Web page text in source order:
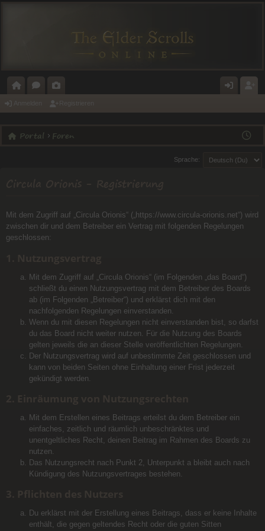
O
T
E
A
E
L
ST
RI
E
Anmelden Registrieren
Portal Foren
Sprache:
Mit dem Zugriff auf „Circula Orionis“ („https://www.circula-orionis.net“) wird
zwischen dir und dem Betreiber ein Vertrag mit folgenden Regelungen
geschlossen:
Mit dem Zugriff auf „Circula Orionis“ (im Folgenden „das Board“)
schließt du einen Nutzungsvertrag mit dem Betreiber des Boards
ab (im Folgenden „Betreiber“) und erklärst dich mit den
nachfolgenden Regelungen einverstanden.
Wenn du mit diesen Regelungen nicht einverstanden bist, so darfst
du das Board nicht weiter nutzen. Für die Nutzung des Boards
gelten jeweils die an dieser Stelle veröffentlichten Regelungen.
Der Nutzungsvertrag wird auf unbestimmte Zeit geschlossen und
kann von beiden Seiten ohne Einhaltung einer Frist jederzeit
gekündigt werden.
Mit dem Erstellen eines Beitrags erteilst du dem Betreiber ein
einfaches, zeitlich und räumlich unbeschränktes und
unentgeltliches Recht, deinen Beitrag im Rahmen des Boards zu
nutzen.
Das Nutzungsrecht nach Punkt 2, Unterpunkt a bleibt auch nach
Kündigung des Nutzungsvertrages bestehen.
Du erklärst mit der Erstellung eines Beitrags, dass er keine Inhalte
enthält, die gegen geltendes Recht oder die guten Sitten